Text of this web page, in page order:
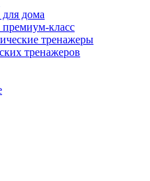
дома
класс
тренажеры
тренажеров